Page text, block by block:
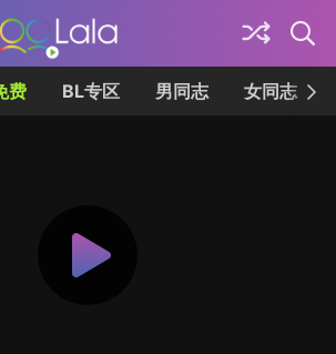
费 BL专区 男同志 女同志